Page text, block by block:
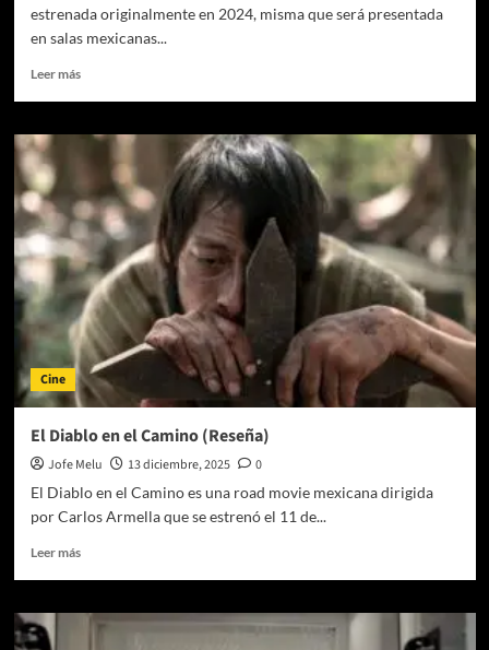
las
consecuencias
estrenada originalmente en 2024, misma que será presentada
en salas mexicanas...
Leer másLeer
Cosmos
Cine
El Diablo en el Camino (Reseña)
Jofe Melu 13 diciembre, 2025
0
El Diablo en el Camino es una road movie mexicana dirigida
por Carlos Armella que se estrenó el 11 de...
Leer másLeer
El
Diablo